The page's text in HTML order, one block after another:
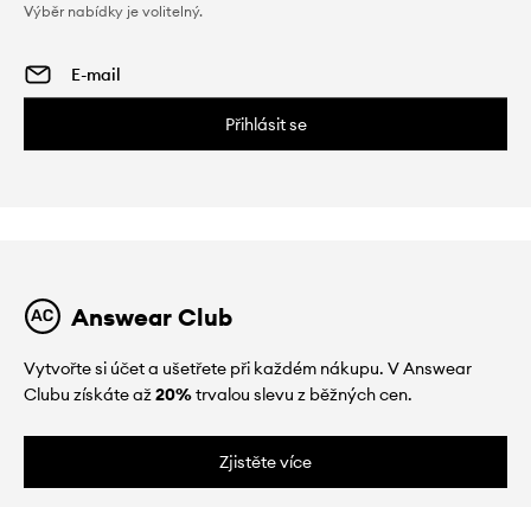
Výběr nabídky je volitelný.
Přihlásit se
Answear Club
Vytvořte si účet a ušetřete při každém nákupu. V Answear
Clubu získáte až20%trvalou slevu z běžných cen.
Zjistěte více